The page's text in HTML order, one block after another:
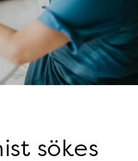
sökes